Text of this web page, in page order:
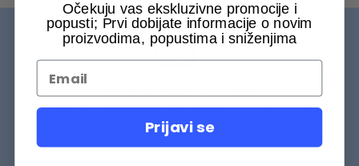
Budite među prvih 75000+ Sportizmovaca da saznate šta
je novo na našem sajtu.
Očekuju vas ekskluzivne promocije i
popusti; Prvi dobijate informacije o novim
proizvodima, popustima i sniženjima
Prijavi se